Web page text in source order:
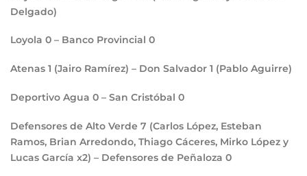
Delgado)
Loyola 0 – Banco Provincial 0
Atenas 1 (Jairo Ramírez) – Don Salvador 1 (Pablo Aguirre)
Deportivo Agua 0 – San Cristóbal 0
Defensores de Alto Verde 7 (Carlos López, Esteban
Ramos, Brian Arredondo, Thiago Cáceres, Mirko López y
Lucas García x2) – Defensores de Peñaloza 0